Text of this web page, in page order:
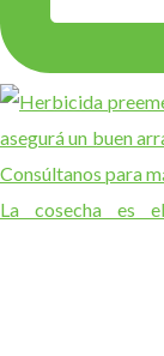
La cosecha es